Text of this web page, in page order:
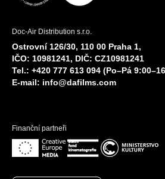
Doc-Air Distribution s.r.o.
Ostrovní 126/30, 110 00 Praha 1,
IČO: 10981241, DIČ: CZ10981241
Tel.: +420 777 613 094 (Po–Pá
E-mail: info@dafilms.com
Finanční partneři